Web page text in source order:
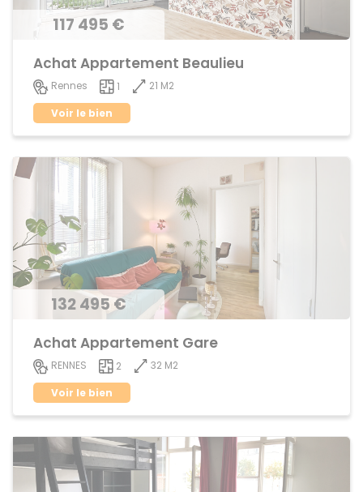
117 495 €
Achat Appartement Beaulieu
Rennes 1
21 M2
Voir le bien
132 495 €
Achat Appartement Gare
RENNES 2
32 M2
Voir le bien